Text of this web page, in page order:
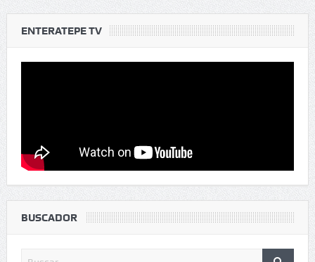
ENTERATEPE TV
BUSCADOR